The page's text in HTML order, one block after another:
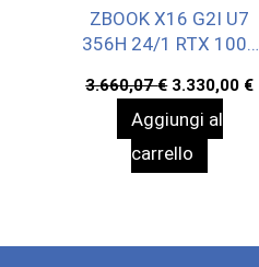
ZBOOK X16 G2I U7
356H 24/1 RTX 1000
3.660,07€ Il
prezzo
originale
3.660,07 €.
3.330,00 €Il
Aggiungi al
carrello